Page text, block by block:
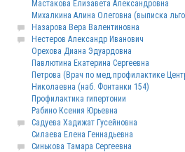
Мастакова Елизавета Александровна
Михалкина Алина Олеговна (выписка
Назарова Вера Валентиновна
Нестеров Александр Иванович
Орехова Диана Эдуардовна
Павлютина Екатерина Сергеевна
Петрова (Врач по мед.профилактике
Николаевна (наб. Фонтанки 154)
Профилактика гипертонии
Рабино Ксения Юрьевна
Садуева Хадижат Гусейновна
Силаева Елена Геннадьевна
Синькова Тамара Сергеевна